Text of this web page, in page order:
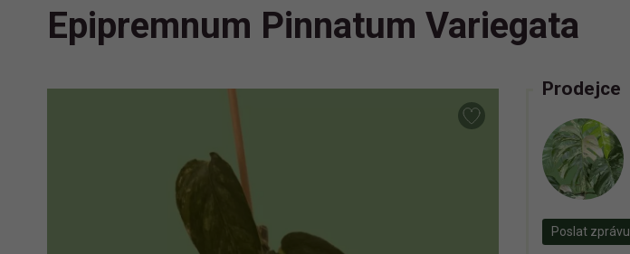
Epipremnum Pinnatum Variegata
Prodejce
Poslat zprávu